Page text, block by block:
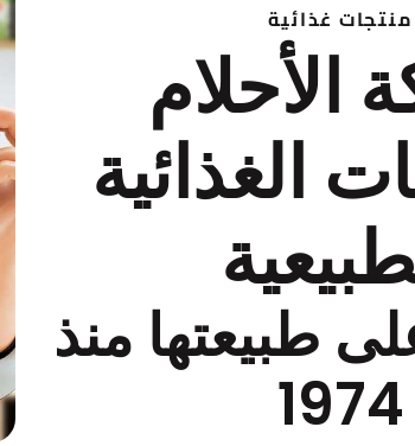
منتجات غذائية
الأحلام
الغذائية
طبيعتها منذ
1974